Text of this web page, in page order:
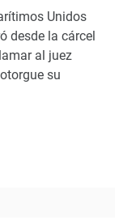
Unidos
desde la cárcel
al juez
su